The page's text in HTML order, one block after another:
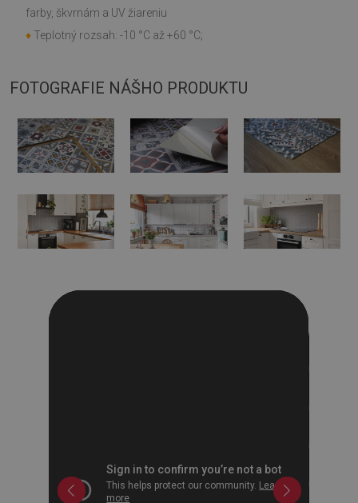
farby, škvrnám a UV žiareniu
♦ Teplotný rozsah: -10 °C až +60 °C;
FOTOGRAFIE NÁŠHO PRODUKTU